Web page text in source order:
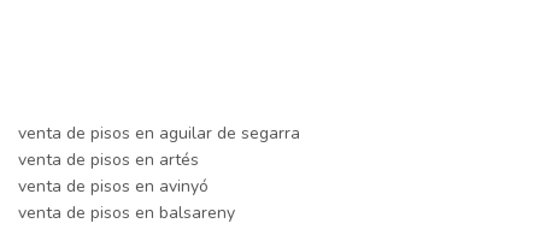
venta de pisos en aguilar de segarra
venta de pisos en artés
venta de pisos en avinyó
venta de pisos en balsareny